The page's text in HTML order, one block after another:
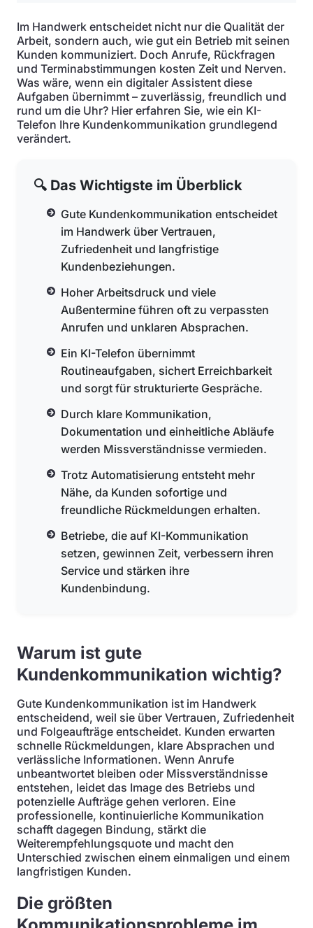
Im Handwerk entscheidet nicht nur die Qualität der
Arbeit, sondern auch, wie gut ein Betrieb mit seinen
Kunden kommuniziert. Doch Anrufe, Rückfragen
und Terminabstimmungen kosten Zeit und Nerven.
Was wäre, wenn ein digitaler Assistent diese
Aufgaben übernimmt – zuverlässig, freundlich und
rund um die Uhr? Hier erfahren Sie, wie ein KI-
Telefon Ihre Kundenkommunikation grundlegend
verändert.
🔍 Das Wichtigste im Überblick
Gute Kundenkommunikation entscheidet
im Handwerk über Vertrauen,
Zufriedenheit und langfristige
Kundenbeziehungen.
Hoher Arbeitsdruck und viele
Außentermine führen oft zu verpassten
Anrufen und unklaren Absprachen.
Ein KI-Telefon übernimmt
Routineaufgaben, sichert Erreichbarkeit
und sorgt für strukturierte Gespräche.
Durch klare Kommunikation,
Dokumentation und einheitliche Abläufe
werden Missverständnisse vermieden.
Trotz Automatisierung entsteht mehr
Nähe, da Kunden sofortige und
freundliche Rückmeldungen erhalten.
Betriebe, die auf KI-Kommunikation
setzen, gewinnen Zeit, verbessern ihren
Service und stärken ihre
Kundenbindung.
Warum ist gute
Kundenkommunikation wichtig?
Gute Kundenkommunikation ist im Handwerk
entscheidend, weil sie über Vertrauen, Zufriedenheit
und Folgeaufträge entscheidet. Kunden erwarten
schnelle Rückmeldungen, klare Absprachen und
verlässliche Informationen. Wenn Anrufe
unbeantwortet bleiben oder Missverständnisse
entstehen, leidet das Image des Betriebs und
potenzielle Aufträge gehen verloren. Eine
professionelle, kontinuierliche Kommunikation
schafft dagegen Bindung, stärkt die
Weiterempfehlungsquote und macht den
Unterschied zwischen einem einmaligen und einem
langfristigen Kunden.
Die größten